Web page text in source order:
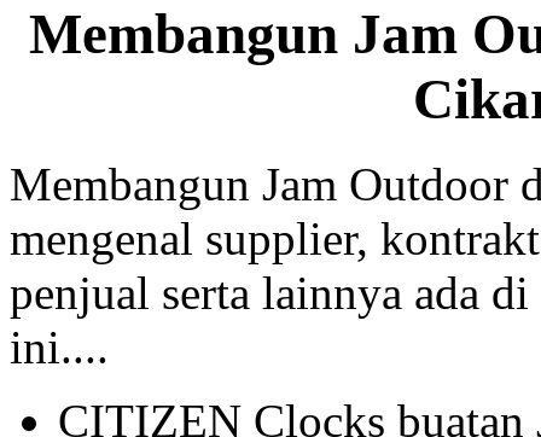
Membangun Jam
Membangun Jam Outdoor
mengenal supplier,
penjual serta lainnya ada
ini....
CITIZEN Clocks buatan